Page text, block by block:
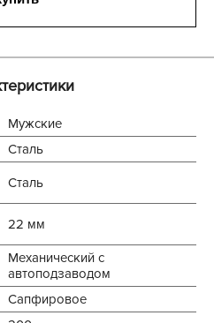
Мужские
Сталь
Сталь
22 мм
Механический с
автоподзаводом
Сапфировое